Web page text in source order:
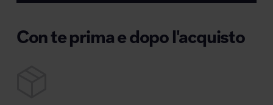
Con te prima e dopo l'acquisto